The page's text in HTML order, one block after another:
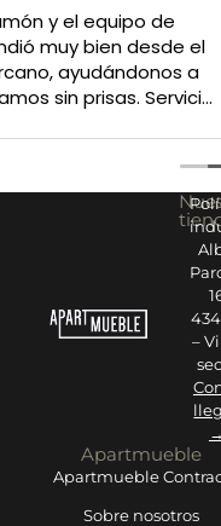
Un muy buen sitio
casa como para un
Y muy buen trato del
–
→
Apartmueble
Apartmueble
Sobre nosotros